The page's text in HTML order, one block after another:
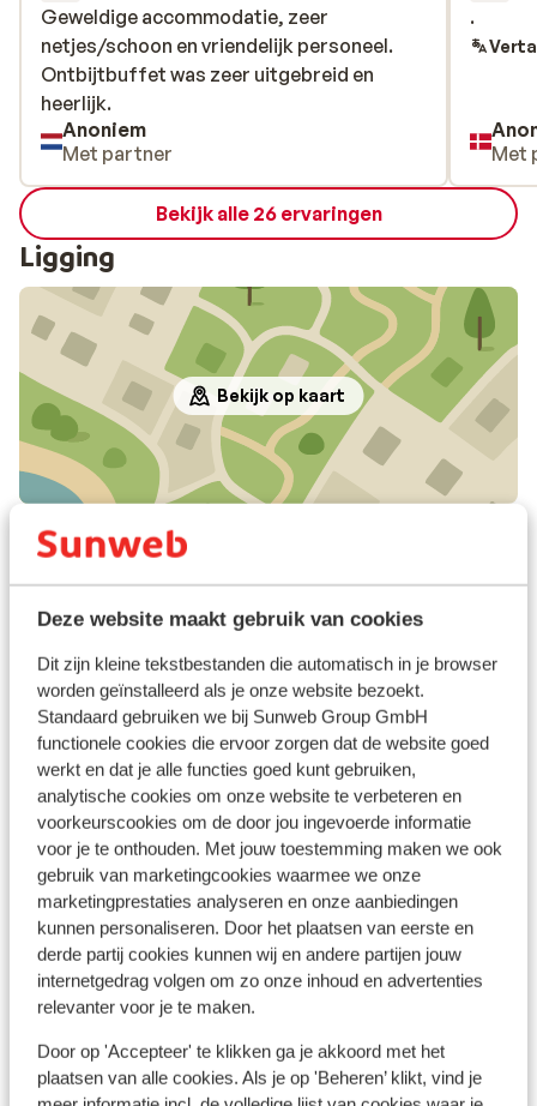
Deze website maakt gebruik van cookies
Dit zijn kleine tekstbestanden die automatisch in je browser
worden geïnstalleerd als je onze website bezoekt.
Standaard gebruiken we bij Sunweb Group GmbH
functionele cookies die ervoor zorgen dat de website goed
werkt en dat je alle functies goed kunt gebruiken,
analytische cookies om onze website te verbeteren en
voorkeurscookies om de door jou ingevoerde informatie
voor je te onthouden. Met jouw toestemming maken we ook
gebruik van marketingcookies waarmee we onze
marketingprestaties analyseren en onze aanbiedingen
kunnen personaliseren. Door het plaatsen van eerste en
derde partij cookies kunnen wij en andere partijen jouw
internetgedrag volgen om zo onze inhoud en advertenties
relevanter voor je te maken.
Door op 'Accepteer' te klikken ga je akkoord met het
plaatsen van alle cookies. Als je op 'Beheren’ klikt, vind je
Geweldige accommodatie, zeer
netjes/schoon en vriendelijk personeel.
Ontbijtbuffet was zeer uitgebreid en
heerlijk.
Geweldige accommodatie, zeer
netjes/schoon en vriendelijk personeel.
Ontbijtbuffet was zeer uitgebreid en
heerlijk.
Anoniem
Met partner
..
Met
Bekijk alle 26 ervaringen
Ligging
Bekijk op kaart
In de buurt
ligstoelen (gratis) , parasol (gratis) )
Afstand tot centrum: circa 2,5 kilometer
Afstand tot oude centrum circa 2,2 kilometer
Luchthaven: 75 km
Bushalte: 150 m
Pinautomaat: 300 m
Winkels: 100 m
(Mini)supermarkt: 100 m
Restaurant: 100 m
Apotheek: 1 km
Ziekenhuis: 3 km
Ook interessant voor jou